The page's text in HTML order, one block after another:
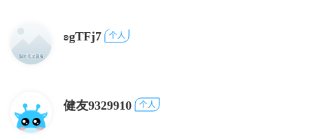
ʚgTFj7 个人
健友9329910 个人